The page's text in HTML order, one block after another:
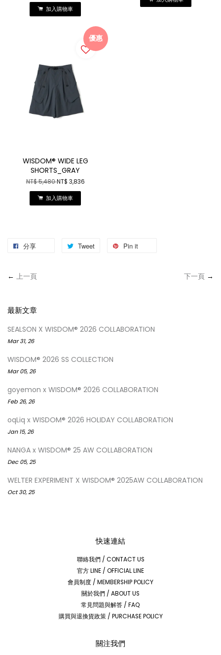
加入購物車
優惠
WISDOM® WIDE LEG
SHORTS_GRAY
NT$ 5,480NT$ 3,836
加入購物車
分享 Tweet Pin it
← 上一頁 下一頁 →
最新文章
SEALSON X WISDOM® 2026 COLLABORATION
Mar 31, 26
WISDOM® 2026 SS COLLECTION
Mar 05, 26
goyemon x WISDOM® 2026 COLLABORATION
Feb 26, 26
oqLiq x WISDOM® 2026 HOLIDAY COLLABORATION
Jan 15, 26
NANGA x WISDOM® 25 AW COLLABORATION
Dec 05, 25
WELTER EXPERIMENT X WISDOM® 2025AW COLLABORATION
Oct 30, 25
快速連結
聯絡我們 / CONTACT US
官方 LINE / OFFICIAL LINE
會員制度 / MEMBERSHIP POLICY
關於我們 / ABOUT US
常見問題與解答 / FAQ
購買與退換貨政策 / PURCHASE POLICY
關注我們